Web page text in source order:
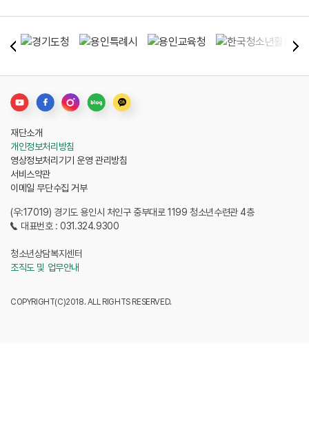
(우:17019) 경기도 용인시 처인구 중부대로 1199 청소년수련관 4층
대표번호 : 031.324.9300
청소년상담복지센터
조직도 및 업무안내
COPYRIGHT(C)2018. ALL RIGHTS RESERVED.
재단소개
개인정보처리방침
영상정보처리기기 운영 관리방침
서비스약관
이메일 무단수집 거부